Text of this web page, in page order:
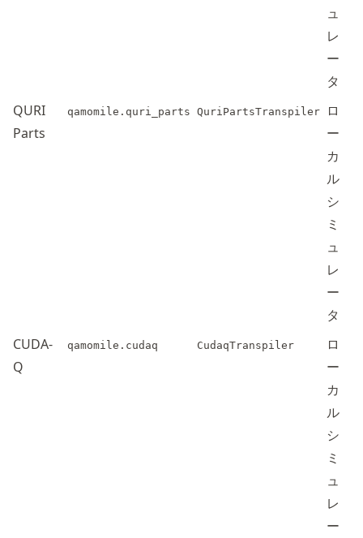
ュ
レ
ー
タ
QURI
Parts
qamomile.quri_parts QuriPartsTranspiler
ロ
ー
カ
ル
シ
ミ
ュ
レ
ー
タ
CUDA-
Q
qamomile.cudaq CudaqTranspiler
ロ
ー
カ
ル
シ
ミ
ュ
レ
ー